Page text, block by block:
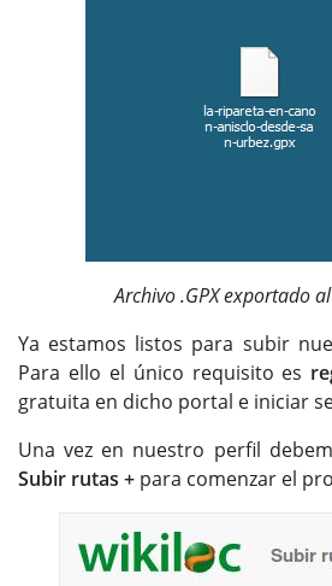
Archivo .GPX exportado
Ya estamos listos para subir
Para ello el único requisito es
gratuita en dicho portal e iniciar
Una vez en nuestro perfil
Subir rutas + para comenzar el